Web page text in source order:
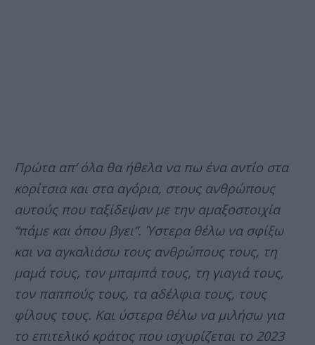
Πρώτα απ’ όλα θα ήθελα να πω ένα αντίο στα
κορίτσια και στα αγόρια, στους ανθρώπους
αυτούς που ταξίδεψαν με την αμαξοστοιχία
“πάμε και όπου βγει”. Ύστερα θέλω να σφίξω
και να αγκαλιάσω τους ανθρώπους τους, τη
μαμά τους, τον μπαμπά τους, τη γιαγιά τους,
τον παππούς τους, τα αδέλφια τους, τους
φίλους τους. Και ύστερα θέλω να μιλήσω για
το επιτελικό κράτος που ισχυρίζεται το 2023